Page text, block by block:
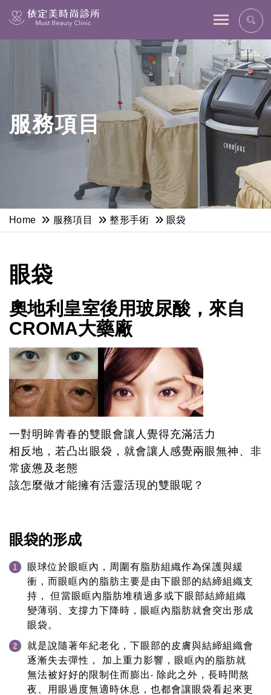
網站主選單
服務項目
Home 服務項目 整形手術 眼袋
眼袋
奧地利皇室後用玻尿酸，來自
CROMA大藥廠
一對明眸青春的雙眼會讓人覺得充滿活力
相反地，若凸出眼袋，就會讓人感覺兩眼無神、非
常疲憊及老態
該怎麼做才能擁有活靈活現的雙眼呢？
眼袋的形成
眼球位於眼眶內，周圍有脂肪組織作為保護與緩
衝，而眼眶內的脂肪主要是由下眼部的結締組織支
持， 但當眼眶內脂肪堆積過多或下眼部結締組織
變薄弱、支撐力下降時，眼眶內脂肪就會突出形成
眼袋。
就是說隨著年紀老化，下眼部的皮膚與結締組織會
逐漸失去彈性， 加上重力影響，眼眶內的脂肪就
無法被好好的限制住而膨出‧ 除此之外，長時間熬
夜、用眼過度無適時休息，也都會讓眼袋看起來更